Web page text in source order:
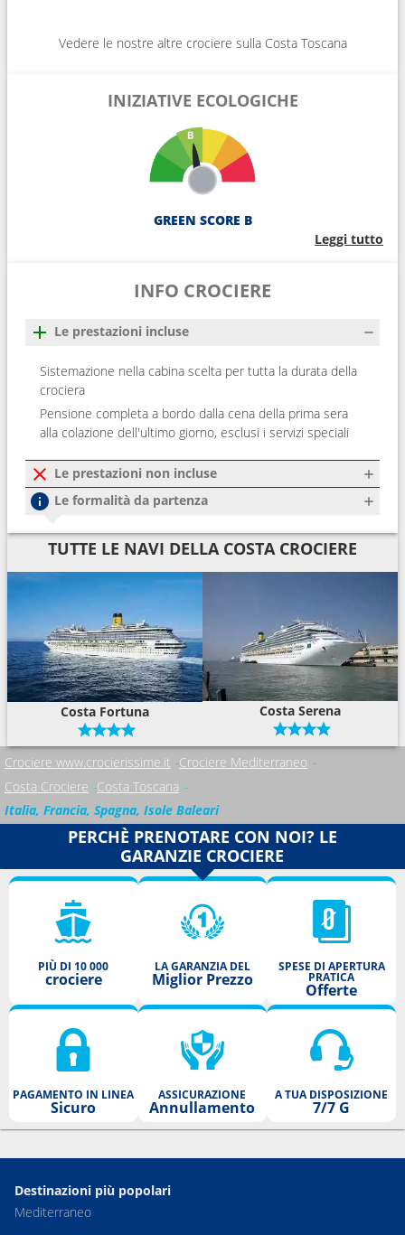
Vedere le nostre altre crociere sulla Costa Toscana
INIZIATIVE ECOLOGICHE
GREEN SCORE B
Leggi tutto
INFO CROCIERE
Le prestazioni incluse
Sistemazione nella cabina scelta per tutta la durata della
crociera
Pensione completa a bordo dalla cena della prima sera
alla colazione dell'ultimo giorno, esclusi i servizi speciali
Le prestazioni non incluse
Le formalità da partenza
TUTTE LE NAVI DELLA COSTA CROCIERE
Costa Fortuna Costa Serena
Crociere www.crocierissime.it Crociere Mediterraneo
Costa Crociere Costa Toscana
Italia, Francia, Spagna, Isole Baleari
PERCHÈ PRENOTARE CON NOI? LE
GARANZIE CROCIERE
PIÙ DI 10 000
crociere
LA GARANZIA DEL
Miglior Prezzo
SPESE DI APERTURA
PRATICA
Offerte
PAGAMENTO IN LINEA
Sicuro
ASSICURAZIONE
Annullamento
A TUA DISPOSIZIONE
7/7 G
Destinazioni più popolari
Mediterraneo